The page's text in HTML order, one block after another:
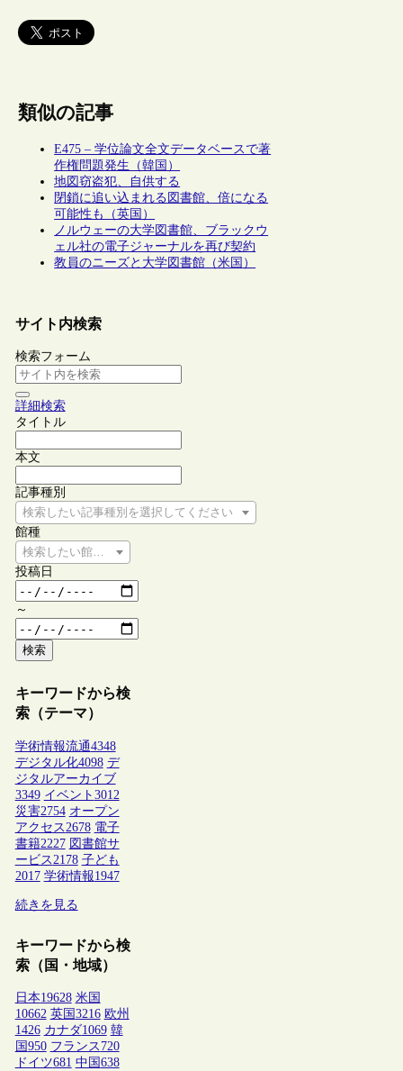
類似の記事
E475 – 学位論文全文データベースで著
作権問題発生（韓国）
地図窃盗犯、自供する
閉鎖に追い込まれる図書館、倍になる
可能性も（英国）
ノルウェーの大学図書館、ブラックウ
ェル社の電子ジャーナルを再び契約
教員のニーズと大学図書館（米国）
サイト内検索
検索フォーム
詳細検索
タイトル
本文
記事種別
検索したい記事種別を選択してください
館種
検索したい館種を選択してください
投稿日
～
検索
キーワードから検
索（テーマ）
学術情報流通4348
デジタル化4098 デ
ジタルアーカイブ
3349 イベント 3012
災害2754 オープン
アクセス 2678 電子
書籍2227 図書館サ
ービス 2178 子ども
2017 学術情報1947
続きを見る
キーワードから検
索（国・地域）
日本19628 米国
10662 英国 3216 欧州
1426 カナダ1069 韓
国 950 フランス 720
ドイツ681 中国 638